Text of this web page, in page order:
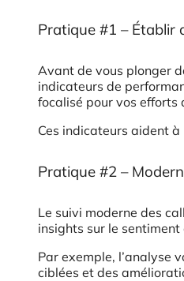
Pratique #1 – Établir
Avant de vous plonger
indicateurs de
focalisé pour vos efforts
Ces indicateurs aident
Pratique #2 –
Le suivi moderne des
insights sur le
Par exemple, l’analyse
ciblées et des